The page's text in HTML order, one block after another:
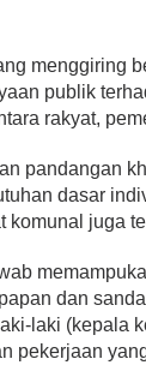
menggiring
publik
rakyat,
pandangan
dasar
komunal juga
dan
laki (kepala
pekerjaan